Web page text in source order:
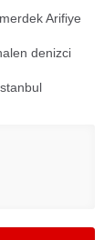
Arifiye
denizci